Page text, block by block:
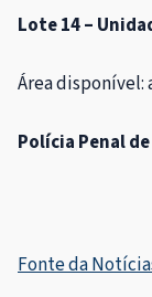
Lote 14 –
Área disponível:
Polícia Penal
Fonte da